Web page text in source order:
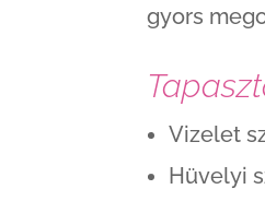
gyors
Vizelet
Hüvelyi